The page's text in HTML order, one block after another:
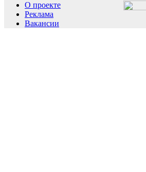
О проекте
Реклама
Вакансии